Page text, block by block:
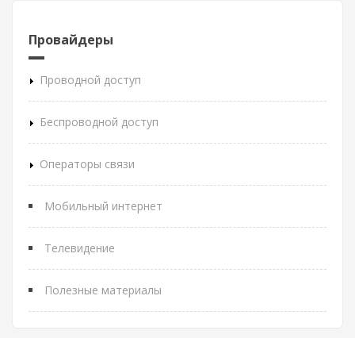
Провайдеры
Проводной доступ
Беспроводной доступ
Операторы связи
Мобильный интернет
Телевидение
Полезные материалы